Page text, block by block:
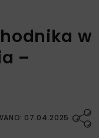
w
–
07.04.2025